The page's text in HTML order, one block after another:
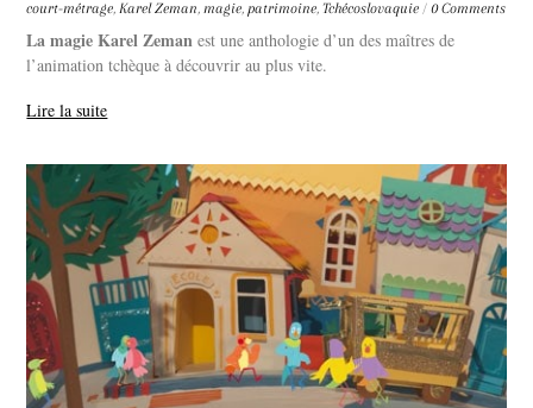
court-métrage,Karel Zeman,magie,patrimoine,Tchécoslovaquie / 0 Comments
La magie Karel Zeman est une anthologie d’un des maîtres de
l’animation tchèque à découvrir au plus vite.
Lire la suite